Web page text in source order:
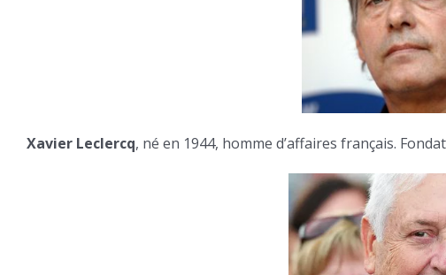
Xavier Leclercq, né en 1944, homme d’affaires français.